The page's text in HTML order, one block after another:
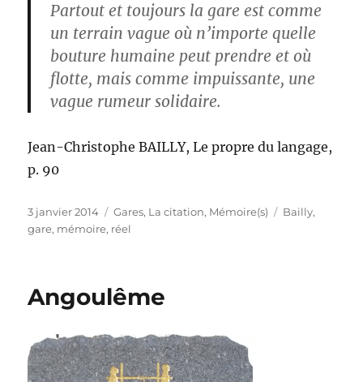
Partout et toujours la gare est comme
un terrain vague où n’importe quelle
bouture humaine peut prendre et où
flotte, mais comme impuissante, une
vague rumeur solidaire.
Jean-Christophe BAILLY, Le propre du langage,
p. 90
Publié
le
3 janvier 2014 Catégories
Gares, La citation, Mémoire(s) Étiquettes
Bailly,
gare, mémoire, réel
Angoulême